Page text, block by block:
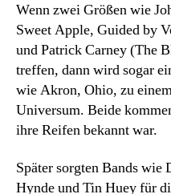
Wenn zwei Größen wie
Sweet Apple, Guided by
und Patrick Carney (The
treffen, dann wird sogar
wie Akron, Ohio, zu
Universum. Beide
ihre Reifen bekannt war.
Später sorgten Bandswie
Hynde und Tin Huey für